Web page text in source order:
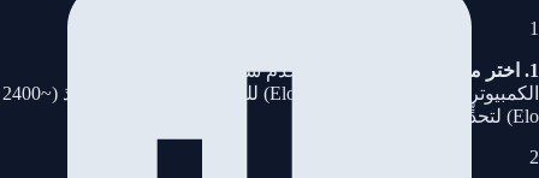
1
1. اختر مستوى الصعوبة
— استخدم شريط التمرير لضبط قوة
الكمبيوتر — من المبتدئ (~800 Elo) للعب العفوي حتى الأستاذ (~2400
Elo) لتحدٍّ جاد.
2